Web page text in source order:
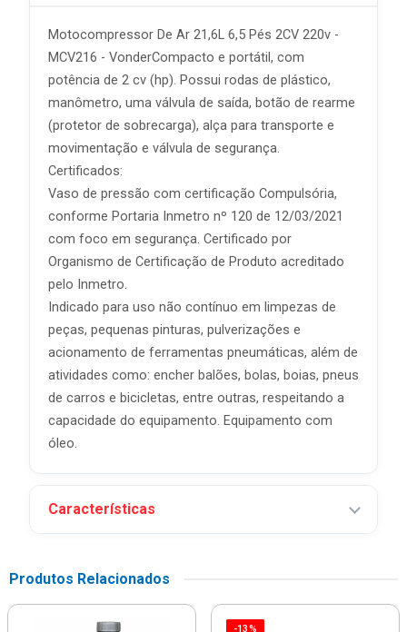
11x R$ 90,90 sem juros
12x R$ 83,33 sem juros
Motocompressor De Ar 21,6L 6,5 Pés 2CV 220v -
MCV216 - VonderCompacto e portátil, com
potência de 2 cv (hp). Possui rodas de plástico,
manômetro, uma válvula de saída, botão de rearme
(protetor de sobrecarga), alça para transporte e
movimentação e válvula de segurança.
Certificados:
Vaso de pressão com certificação Compulsória,
conforme Portaria Inmetro nº 120 de 12/03/2021
com foco em segurança. Certificado por
Organismo de Certificação de Produto acreditado
pelo Inmetro.
Indicado para uso não contínuo em limpezas de
peças, pequenas pinturas, pulverizações e
acionamento de ferramentas pneumáticas, além de
atividades como: encher balões, bolas, boias, pneus
de carros e bicicletas, entre outras, respeitando a
capacidade do equipamento. Equipamento com
óleo.
Características
Produtos Relacionados
-13%